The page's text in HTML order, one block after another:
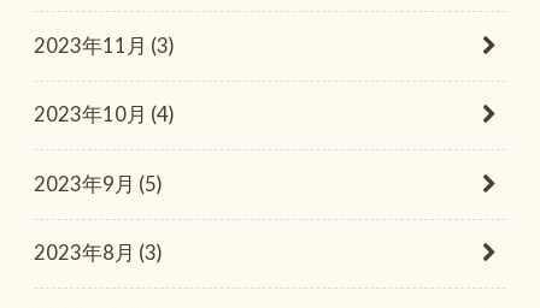
2023年11月 (3)
2023年10月 (4)
2023年9月 (5)
2023年8月 (3)